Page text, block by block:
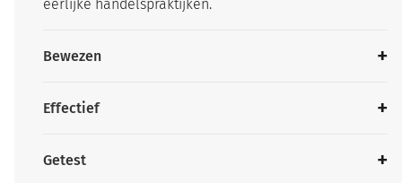
eerlijke handelspraktijken.
Bewezen
Effectief
Getest